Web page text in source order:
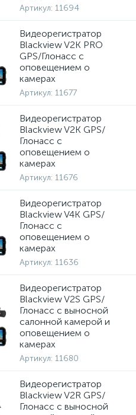
Артикул: 11694
Видеорегистратор
Blackview V2K PRO
GPS/Глонасс с
оповещением о
камерах
Артикул: 11677
Видеорегистратор
Blackview V2K GPS/
Глонасс с
оповещением о
камерах
Артикул: 11676
Видеорегистратор
Blackview V4K GPS/
Глонасс с
оповещением о
камерах
Артикул: 11636
Видеорегистратор
Blackview V2S GPS/
Глонасс с выносной
салонной камерой и
оповещением о
камерах
Артикул: 11680
Видеорегистратор
Blackview V2R GPS/
Глонасс с выносной